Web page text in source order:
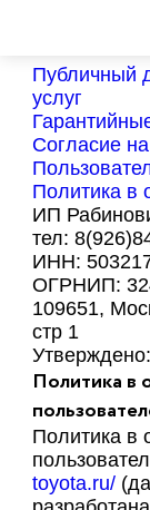
Политика
Публичный
услуг
Согласие
Политика в
ИП
тел:
ИНН:
ОГРНИП:
109651,
стр 1
Политика в
Политика в
toyota.ru/